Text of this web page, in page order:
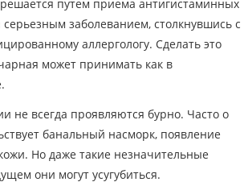
путем приема антигистаминных
заболеванием, столкнувшись с
аллергологу. Сделать это
может принимать как в
не всегда проявляются бурно. Часто о
банальный насморк, появление
Но даже такие незначительные
они могут усугубиться.